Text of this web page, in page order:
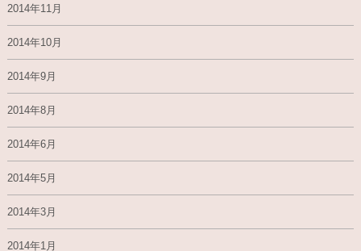
2014年11月
2014年10月
2014年9月
2014年8月
2014年6月
2014年5月
2014年3月
2014年1月